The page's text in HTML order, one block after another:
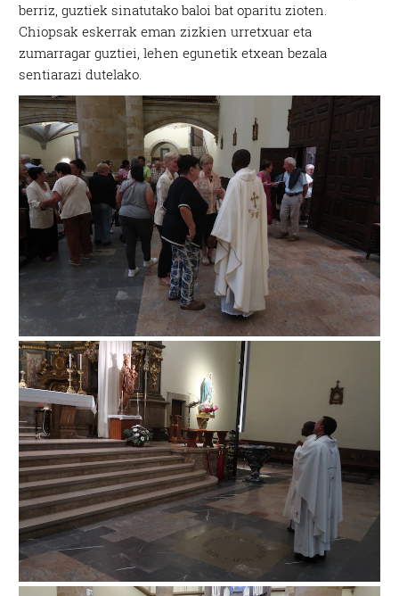
berriz, guztiek sinatutako baloi bat oparitu zioten.
Chiopsak eskerrak eman zizkien urretxuar eta
zumarragar guztiei, lehen egunetik etxean bezala
sentiarazi dutelako.